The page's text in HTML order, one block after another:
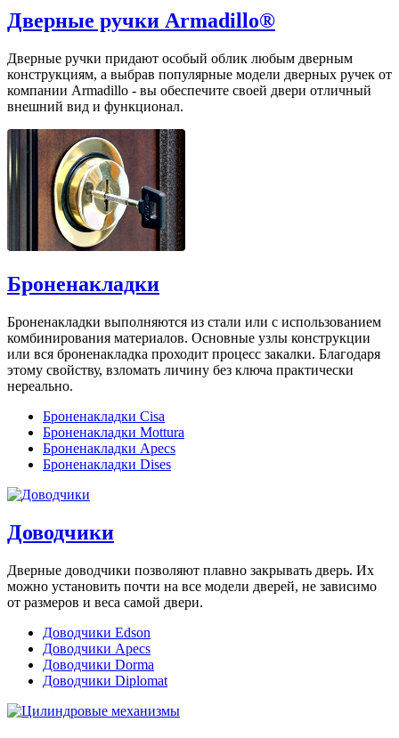
Дверные ручки Armadillo®
Дверные ручки придают особый облик любым дверным
конструкциям, а выбрав популярные модели дверных ручек от
компании Armadillo - вы обеспечите своей двери отличный
внешний вид и функционал.
Броненакладки
Броненакладки выполняются из стали или с использованием
комбинирования материалов. Основные узлы конструкции
или вся броненакладка проходит процесс закалки. Благодаря
этому свойству, взломать личину без ключа практически
нереально.
Броненакладки Cisa
Броненакладки Mottura
Броненакладки Apecs
Броненакладки Dises
Доводчики
Дверные доводчики позволяют плавно закрывать дверь. Их
можно установить почти на все модели дверей, не зависимо
от размеров и веса самой двери.
Доводчики Edson
Доводчики Apecs
Доводчики Dorma
Доводчики Diplomat